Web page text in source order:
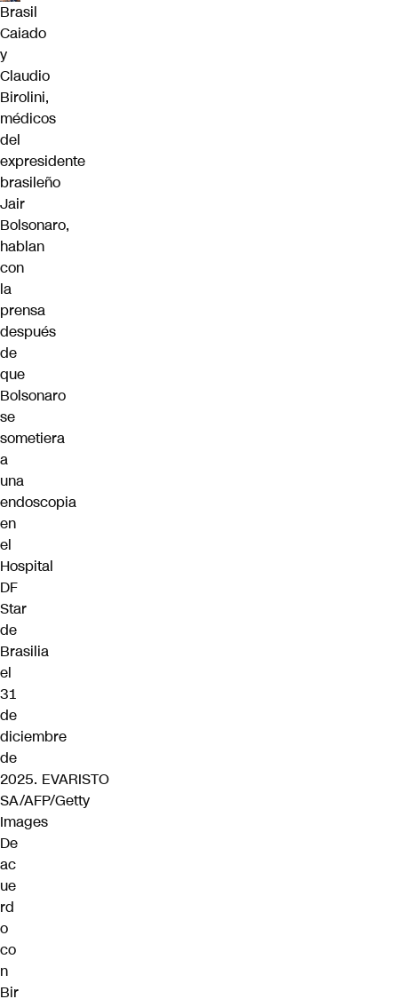
Brasil
Caiado
y
Claudio
Birolini,
médicos
del
expresidente
brasileño
Jair
Bolsonaro,
hablan
con
la
prensa
después
de
que
Bolsonaro
se
sometiera
a
una
endoscopia
en
el
Hospital
DF
Star
de
Brasilia
el
31
de
diciembre
de
2025. EVARISTO
SA/AFP/Getty
Images
De
ac
ue
rd
o
co
n
Bir